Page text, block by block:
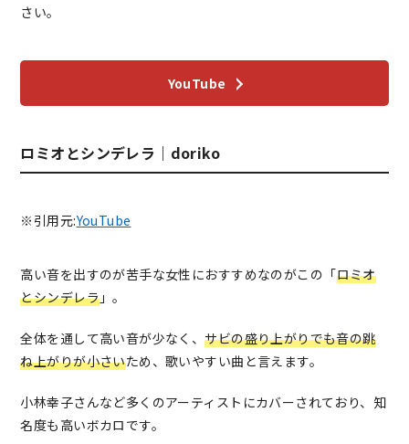
さい。
YouTube
ロミオとシンデレラ｜doriko
※引用元:YouTube
高い音を出すのが苦手な女性におすすめなのがこの「ロミオ
とシンデレラ」。
全体を通して高い音が少なく、サビの盛り上がりでも音の跳
ね上がりが小さいため、歌いやすい曲と言えます。
小林幸子さんなど多くのアーティストにカバーされており、知
名度も高いボカロです。